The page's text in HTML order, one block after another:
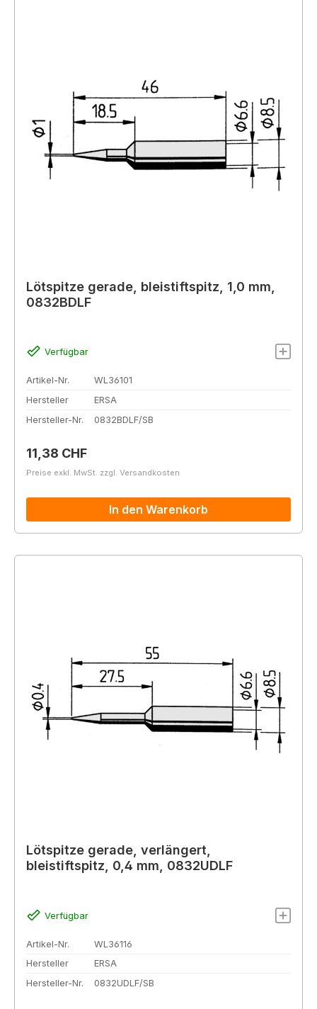
Lötspitze gerade, bleistiftspitz, 1,0 mm,
0832BDLF
Verfügbar
Artikel-Nr.
WL36101
Hersteller
ERSA
Hersteller-Nr.
0832BDLF/SB
Regulärer Preis:
11,38 CHF
Preise exkl. MwSt. zzgl. Versandkosten
In den Warenkorb
Lötspitze gerade, verlängert,
bleistiftspitz, 0,4 mm, 0832UDLF
Verfügbar
Artikel-Nr.
WL36116
Hersteller
ERSA
Hersteller-Nr.
0832UDLF/SB